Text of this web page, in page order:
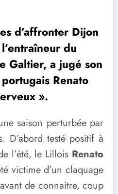
d’affronter Dijon
du
Galtier, a jugé son
Renato
».
saison perturbée par
D’abord testé positif à
l’été, le Lillois Renato
victime d’un claquage
de connaitre, coup